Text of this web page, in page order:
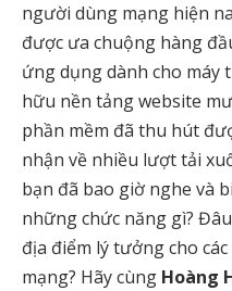
người dùng mạng hiện
được ưa chuộng hàng
ứng dụng dành cho máy
hữu nền tảng website
phần mềm đã thu hút
nhận về nhiều lượt tải
bạn đã bao giờ nghe và
những chức năng gì?
địa điểm lý tưởng cho
mạng? Hãy cùng Hoàng